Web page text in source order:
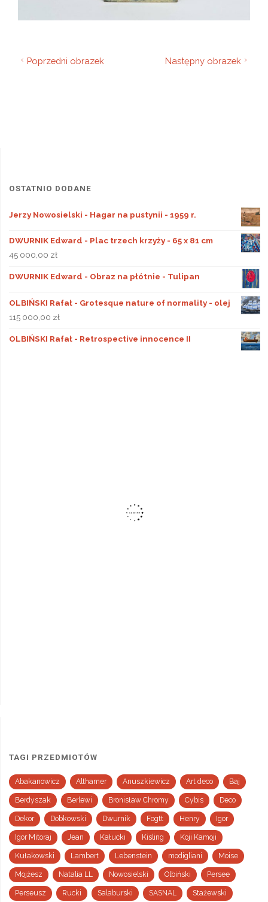
Poprzedni obrazek Następny obrazek
OSTATNIO DODANE
Jerzy Nowosielski - Hagar na pustynii - 1959 r.
DWURNIK Edward - Plac trzech krzyży - 65 x 81 cm
45 000,00 zł
DWURNIK Edward - Obraz na płótnie - Tulipan
OLBIŃSKI Rafał - Grotesque nature of normality - olej
115 000,00 zł
OLBIŃSKI Rafał - Retrospective innocence II
TAGI PRZEDMIOTÓW
Abakanowicz Althamer Anuszkiewicz Art deco Baj
Berdyszak Berlewi Bronisław Chromy Cybis Deco
Dekor Dobkowski Dwurnik Fogtt Henry Igor
Igor Mitoraj Jean Kałucki Kisling Koji Kamoji
Kułakowski Lambert Lebenstein modigliani Moise
Mojżesz Natalia LL Nowosielski Olbiński Persee
Perseusz Rucki Salaburski SASNAL Stażewski